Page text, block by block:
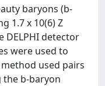
baryons (b-
1.7 x 10(6) Z
DELPHI detector
were used to
used pairs
the b-baryon